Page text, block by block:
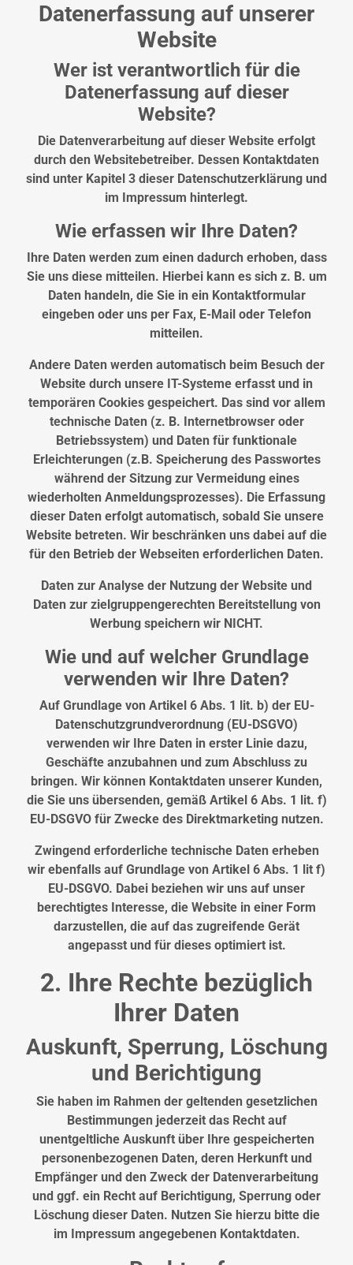
Datenerfassung auf unserer
Website
Wer ist verantwortlich für die
Datenerfassung auf dieser
Website?
Die Datenverarbeitung auf dieser Website erfolgt
durch den Websitebetreiber. Dessen Kontaktdaten
sind unter Kapitel 3 dieser Datenschutzerklärung und
im Impressum hinterlegt.
Wie erfassen wir Ihre Daten?
Ihre Daten werden zum einen dadurch erhoben, dass
Sie uns diese mitteilen. Hierbei kann es sich z. B. um
Daten handeln, die Sie in ein Kontaktformular
eingeben oder uns per Fax, E-Mail oder Telefon
mitteilen.
Andere Daten werden automatisch beim Besuch der
Website durch unsere IT-Systeme erfasst und in
temporären Cookies gespeichert. Das sind vor allem
technische Daten (z. B. Internetbrowser oder
Betriebssystem) und Daten für funktionale
Erleichterungen (z.B. Speicherung des Passwortes
während der Sitzung zur Vermeidung eines
wiederholten Anmeldungsprozesses). Die Erfassung
dieser Daten erfolgt automatisch, sobald Sie unsere
Website betreten. Wir beschränken uns dabei auf die
für den Betrieb der Webseiten erforderlichen Daten.
Daten zur Analyse der Nutzung der Website und
Daten zur zielgruppengerechten Bereitstellung von
Werbung speichern wir NICHT.
Wie und auf welcher Grundlage
verwenden wir Ihre Daten?
Auf Grundlage von Artikel 6 Abs. 1 lit. b) der EU-
Datenschutzgrundverordnung (EU-DSGVO)
verwenden wir Ihre Daten in erster Linie dazu,
Geschäfte anzubahnen und zum Abschluss zu
bringen. Wir können Kontaktdaten unserer Kunden,
die Sie uns übersenden, gemäß Artikel 6 Abs. 1 lit. f)
EU-DSGVO für Zwecke des Direktmarketing nutzen.
Zwingend erforderliche technische Daten erheben
wir ebenfalls auf Grundlage von Artikel 6 Abs. 1 lit f)
EU-DSGVO. Dabei beziehen wir uns auf unser
berechtigtes Interesse, die Website in einer Form
darzustellen, die auf das zugreifende Gerät
angepasst und für dieses optimiert ist.
2. Ihre Rechte bezüglich
Ihrer Daten
Auskunft, Sperrung, Löschung
und Berichtigung
Sie haben im Rahmen der geltenden gesetzlichen
Bestimmungen jederzeit das Recht auf
unentgeltliche Auskunft über Ihre gespeicherten
personenbezogenen Daten, deren Herkunft und
Empfänger und den Zweck der Datenverarbeitung
und ggf. ein Recht auf Berichtigung, Sperrung oder
Löschung dieser Daten. Nutzen Sie hierzu bitte die
im Impressum angegebenen Kontaktdaten.